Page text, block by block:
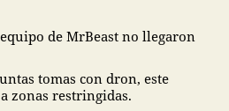
de MrBeast no llegaron
tomas con dron, este
zonas restringidas.